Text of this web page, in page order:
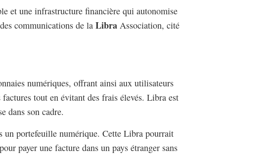
et une infrastructure financière qui autonomise
communications de la Libra Association, cité
numériques, offrant ainsi aux utilisateurs
tout en évitant des frais élevés. Libra est
dans son cadre.
un portefeuille numérique. Cette Libra pourrait
payer une facture dans un pays étranger sans